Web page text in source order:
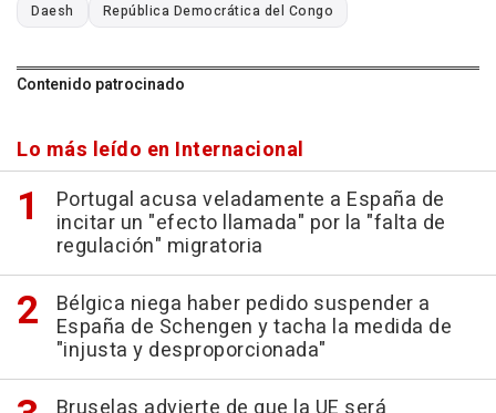
Daesh República Democrática del Congo
Contenido patrocinado
Lo más leído en Internacional
Portugal acusa veladamente a España de
incitar un "efecto llamada" por la "falta de
regulación" migratoria
Bélgica niega haber pedido suspender a
España de Schengen y tacha la medida de
"injusta y desproporcionada"